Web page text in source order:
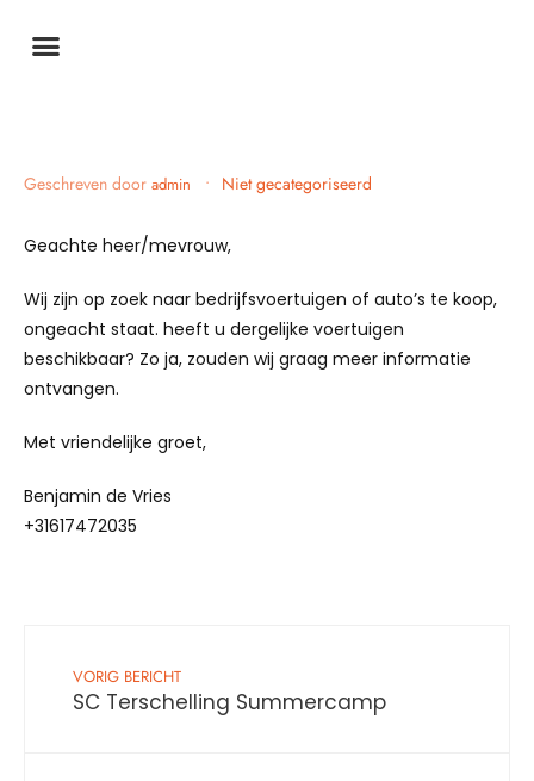
Geschreven door admin • Niet gecategoriseerd
Geachte heer/mevrouw,
Wij zijn op zoek naar bedrijfsvoertuigen of auto’s te koop,
ongeacht staat. heeft u dergelijke voertuigen
beschikbaar? Zo ja, zouden wij graag meer informatie
ontvangen.
Met vriendelijke groet,
Benjamin de Vries
+31617472035
VORIG BERICHT
SC Terschelling Summercamp